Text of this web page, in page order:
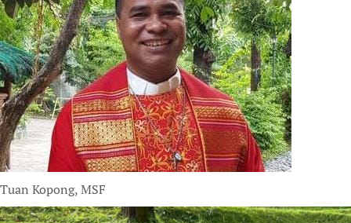
Tuan Kopong, MSF